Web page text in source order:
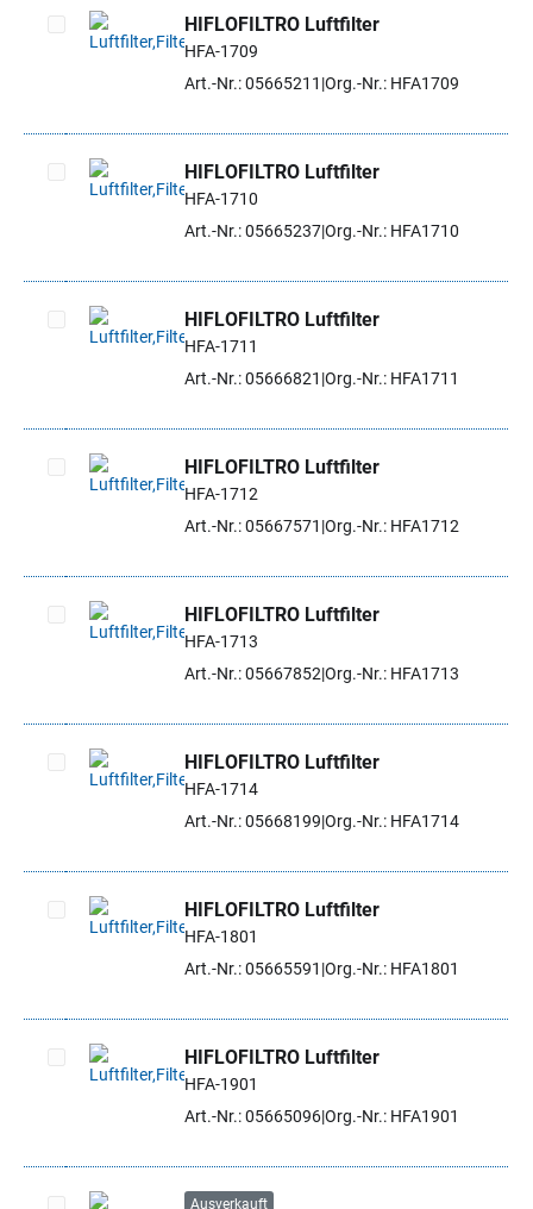
Artikel auswählen
HIFLOFILTRO Luftfilter
HFA-1709
Art.-Nr.: 05665211 Org.-Nr.: HFA1709
Artikel auswählen
HIFLOFILTRO Luftfilter
HFA-1710
Art.-Nr.: 05665237Org.-Nr.: HFA1710
Artikel auswählen
HIFLOFILTRO Luftfilter
HFA-1711
Art.-Nr.: 05666821 Org.-Nr.: HFA1711
Artikel auswählen
HIFLOFILTRO Luftfilter
HFA-1712
Art.-Nr.: 05667571 Org.-Nr.: HFA1712
Artikel auswählen
HIFLOFILTRO Luftfilter
HFA-1713
Art.-Nr.: 05667852 Org.-Nr.: HFA1713
Artikel auswählen
HIFLOFILTRO Luftfilter
HFA-1714
Art.-Nr.: 05668199 Org.-Nr.: HFA1714
Artikel auswählen
HIFLOFILTRO Luftfilter
HFA-1801
Art.-Nr.: 05665591 Org.-Nr.: HFA1801
Artikel auswählen
HIFLOFILTRO Luftfilter
HFA-1901
Art.-Nr.: 05665096Org.-Nr.: HFA1901
Ausverkauft